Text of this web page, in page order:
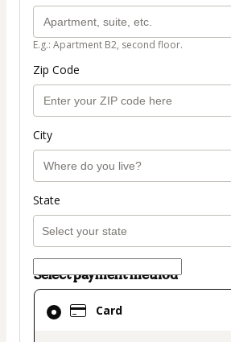
E.g.: Apartment B2, second floor.
Zip Code
City
State
Select payment method
Card
Card
selected